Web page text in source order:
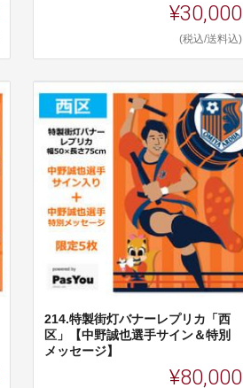
¥30,000
(税込/送料込)
214.特製街灯バナーレプリカ「西
区」【中野誠也選手サイン＆特別
メッセージ】
¥80,000